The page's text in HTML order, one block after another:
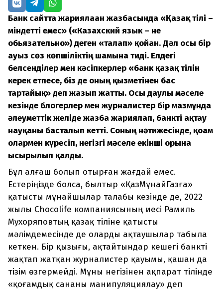
Банк сайтта жариялаған жазбасында «Қазақ тілі –
міндетті емес» («Казахский язык – не
обьязательно») деген «талап» қойған. Дәл осы бір
ауыз сөз көпшіліктің шамына тиді. Елдегі
белсенділер мен кәсіпкерлер «банк қазақ тілін
керек етпесе, біз де оның қызметінен бас
тартайық» деп жазып жатты. Осы даулы мәселе
кезінде блогерлер мен журналистер бір мазмұнда
әлеуметтік желіде жазба жариялап, банкті ақтау
науқаны басталып кетті. Соның нәтижесінде, қоғам
олармен күресіп, негізгі мәселе екінші орынға
ысырылып қалды.
Бұл алғаш болып отырған жағдай емес.
Естеріңізде болса, былтыр «ҚазМұнайГазға»
қатысты мұнайшылар талабы кезінде де, 2022
жылы Chocolife компаниясының иесі Рамиль
Мухоряповтың қазақ тіліне қатысты
мәлімдемесінде де оларды ақтаушылар табыла
кеткен. Бір қызығы, ақтайтындар кешегі банкті
жақтап жатқан журналистер қауымы, қашан да
тізім өзгермейді. Мұны негізінен ақпарат тілінде
«қоғамдық сананы манипуляциялау» деп